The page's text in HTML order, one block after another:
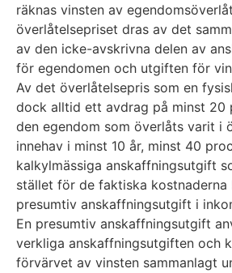
räknas vinsten av
överlåtelsepriset dras av det
av den icke-avskrivna delen av
för egendomen och utgiften för
Av det överlåtelsepris som en
dock alltid ett avdrag på minst 20
den egendom som överlåts varit i
innehav i minst 10 år, minst 40
kalkylmässiga anskaffningsutgift
stället för de faktiska kostnaderna
presumtiv anskaffningsutgift i
En presumtiv anskaffningsutgift
verkliga anskaffningsutgiften och
förvärvet av vinsten sammanlagt